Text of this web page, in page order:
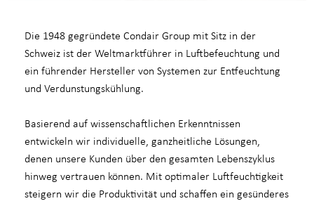
Die 1948 gegründete Condair Group mit Sitz in der
Schweiz ist der Weltmarktführer in Luftbefeuchtung und
ein führender Hersteller von Systemen zur Entfeuchtung
und Verdunstungskühlung.
Basierend auf wissenschaftlichen Erkenntnissen
entwickeln wir individuelle, ganzheitliche Lösungen,
denen unsere Kunden über den gesamten Lebenszyklus
hinweg vertrauen können. Mit optimaler Luftfeuchtigkeit
steigern wir die Produktivität und schaffen ein gesünderes